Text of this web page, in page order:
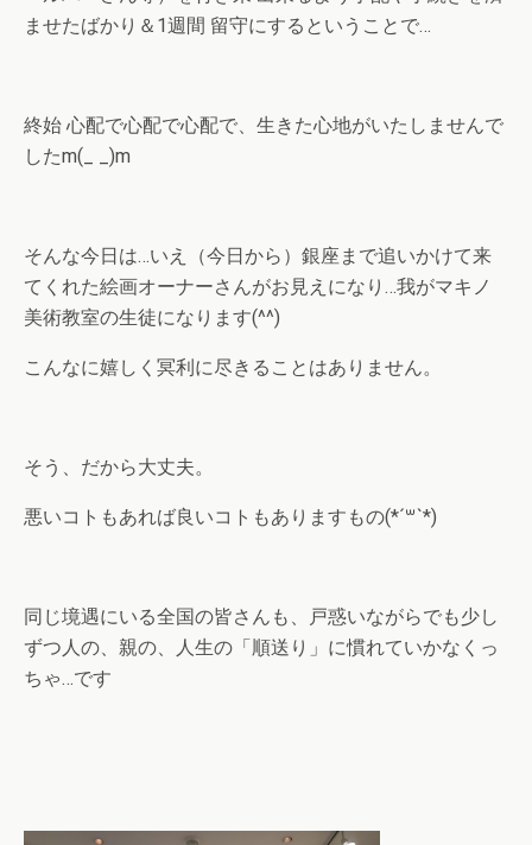
ませたばかり＆1週間 留守にするということで…
終始 心配で心配で心配で、生きた心地がいたしませんで
したm(_ _)m
そんな今日は…いえ（今日から）銀座まで追いかけて来
てくれた絵画オーナーさんがお見えになり…我がマキノ
美術教室の生徒になります(^^)
こんなに嬉しく冥利に尽きることはありません。
そう、だから大丈夫。
悪いコトもあれば良いコトもありますもの(*´꒳`*)
同じ境遇にいる全国の皆さんも、戸惑いながらでも少し
ずつ人の、親の、人生の「順送り」に慣れていかなくっ
ちゃ…です